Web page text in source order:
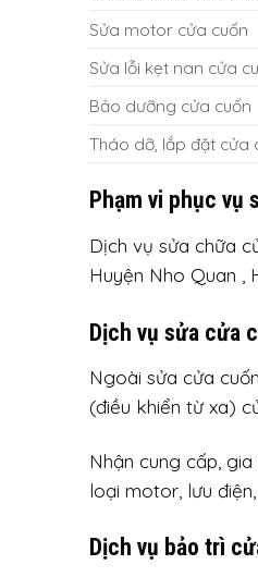
Sửa motor cửa cuốn
Sửa lỗi kẹt nan cửa
Bảo dưỡng cửa cuốn
Tháo dỡ, lắp đặt cửa
Phạm vi phục vụ
Dịch vụ sửa chữa
Huyện Nho Quan ,
Dịch vụ sửa cửa
Ngoài sửa cửa
(điều khiển từ xa)
Nhận cung cấp,
loại motor, lưu
Dịch vụ bảo trì